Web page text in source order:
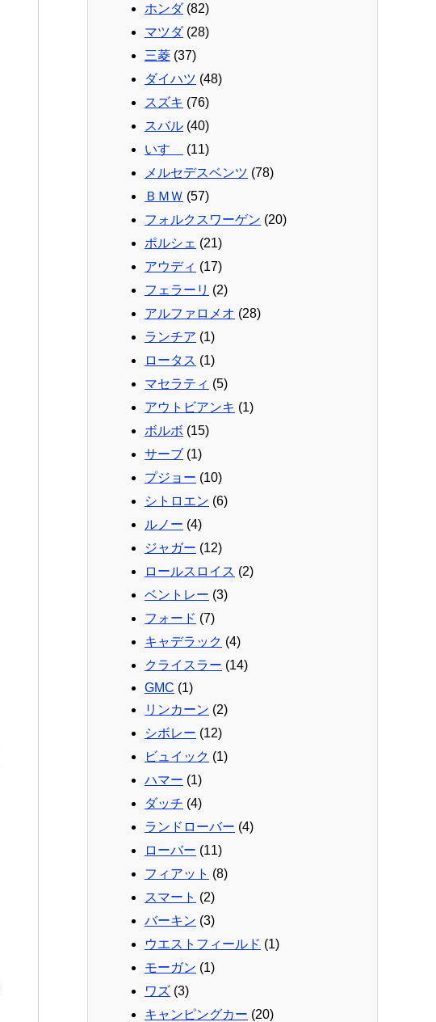
ホンダ(82)
マツダ(28)
三菱 (37)
ダイハツ (48)
スズキ (76)
スバル (40)
いすゞ
(11)
メルセデスベンツ (78)
ＢＭＷ (57)
フォルクスワーゲン (20)
ポルシェ (21)
アウディ (17)
フェラーリ (2)
アルファロメオ (28)
ランチア (1)
ロータス (1)
マセラティ (5)
アウトビアンキ (1)
ボルボ (15)
サーブ (1)
プジョー (10)
シトロエン (6)
ルノー (4)
ジャガー (12)
ロールスロイス (2)
ベントレー (3)
フォード (7)
キャデラック (4)
クライスラー (14)
GMC (1)
リンカーン (2)
シボレー (12)
ビュイック (1)
ハマー (1)
ダッチ (4)
ランドローバー (4)
ローバー (11)
フィアット (8)
スマート (2)
バーキン (3)
ウエストフィールド (1)
モーガン (1)
ワズ (3)
キャンピングカー (20)